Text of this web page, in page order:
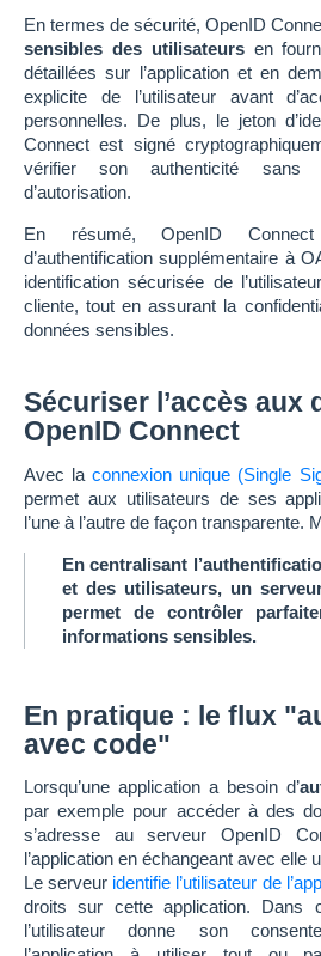
En termes de sécurité, OpenID
sensibles des utilisateursen
détaillées sur l’application et en
explicite de l’utilisateur avant
personnelles. De plus, le jeton
Connect est signé
vérifier son authenticité sans
d’autorisation.
En résumé, OpenID
d’authentification supplémentaire à
identification sécurisée de
cliente, tout en assurant la
données sensibles.
Sécuriser l’accès aux
OpenID Connect
Avec laconnexion unique (Single
permet aux utilisateurs de ses
l’une à l’autre de façon transparente.
En centralisant
et des utilisateurs, un
permet de contrôler
informations sensibles.
En pratique : le flux
avec code"
Lorsqu’une application a besoin d’
par exemple pour accéder à des
s’adresse au serveur OpenID
l’application en échangeant avec elle
Le serveur identifie l’utilisateur de
droits sur cette application. Dans
l’utilisateur donne son